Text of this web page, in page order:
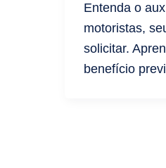
Entenda o
motoristas,
solicitar.
benefício